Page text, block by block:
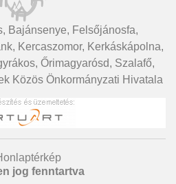
Bajánsenye, Felsőjánosfa,
Kercaszomor, Kerkáskápolna,
Őrimagyarósd, Szalafő,
Közös Önkormányzati Hivatala
jog fenntartva